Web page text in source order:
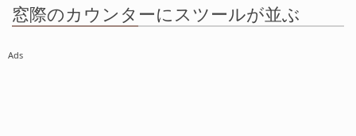
窓際のカウンターにスツールが並ぶ
Ads